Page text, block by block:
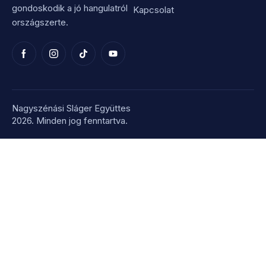
gondoskodik a jó hangulatról
országszerte.
Kapcsolat
Nagyszénási Sláger Együttes
2026. Minden jog fenntartva.